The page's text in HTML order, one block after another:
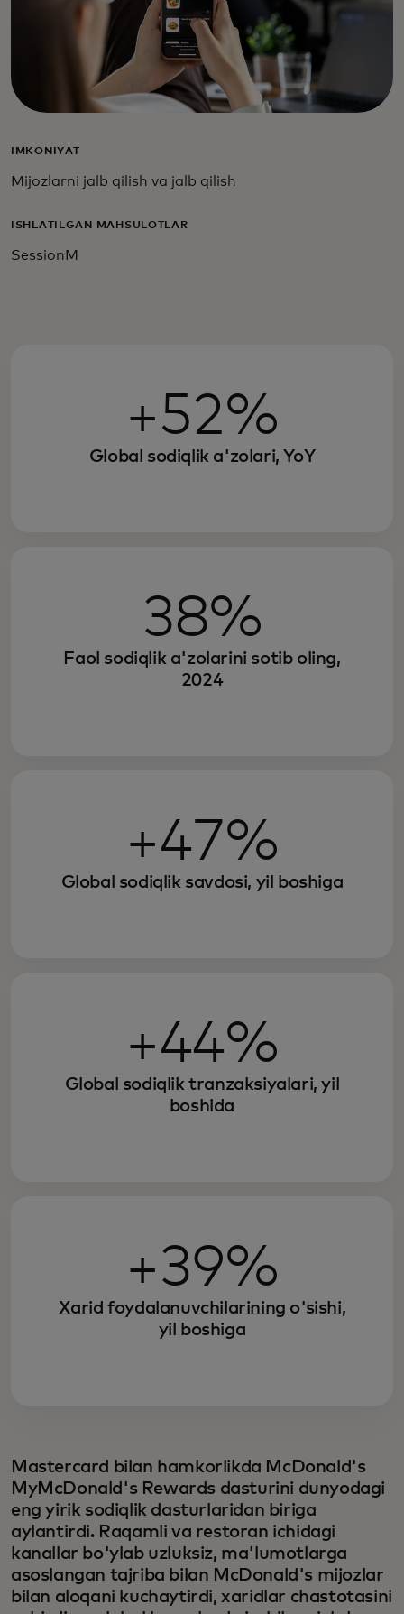
IMKONIYAT
Mijozlarni jalb qilish va jalb qilish
ISHLATILGAN MAHSULOTLAR
SessionM
+52%
Global sodiqlik a'zolari, YoY
38%
Faol sodiqlik a'zolarini sotib oling,
2024
+47%
Global sodiqlik savdosi, yil boshiga
+44%
Global sodiqlik tranzaksiyalari, yil
boshida
+39%
Xarid foydalanuvchilarining o'sishi,
yil boshiga
Mastercard bilan hamkorlikda McDonald's
MyMcDonald's Rewards dasturini dunyodagi
eng yirik sodiqlik dasturlaridan biriga
aylantirdi. Raqamli va restoran ichidagi
kanallar bo'ylab uzluksiz, ma'lumotlarga
asoslangan tajriba bilan McDonald's mijozlar
bilan aloqani kuchaytirdi, xaridlar chastotasini